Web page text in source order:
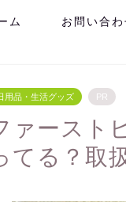
ム お問い合わ
用品・生活グッズ PR
ァースト
てる？取